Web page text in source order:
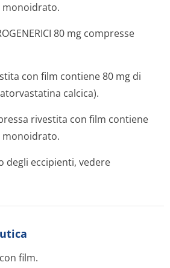
monoidrato.
80 mg compresse
con film contiene 80 mg di
calcica).
rivestita con film contiene
monoidrato.
degli eccipienti, vedere
film.